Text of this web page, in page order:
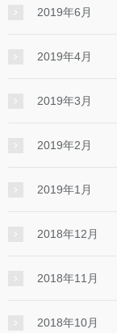
2019年6月
2019年4月
2019年3月
2019年2月
2019年1月
2018年12月
2018年11月
2018年10月